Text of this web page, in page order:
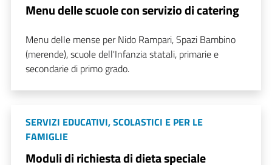
Menu delle scuole con servizio di catering
Menu delle mense per Nido Rampari, Spazi Bambino
(merende), scuole dell'Infanzia statali, primarie e
secondarie di primo grado.
SERVIZI EDUCATIVI, SCOLASTICI E PER LE
FAMIGLIE
Moduli di richiesta di dieta speciale